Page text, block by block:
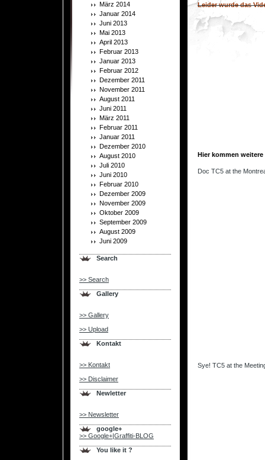
März 2014
Januar 2014
Juni 2013
Mai 2013
April 2013
Februar 2013
Januar 2013
Februar 2012
Dezember 2011
November 2011
August 2011
Juni 2011
März 2011
Februar 2011
Januar 2011
Dezember 2010
August 2010
Juli 2010
Juni 2010
Februar 2010
Dezember 2009
November 2009
Oktober 2009
September 2009
August 2009
Juni 2009
Search
>> Search
Gallery
>> Gallery
>> Upload
Kontakt
>> Kontakt
>> Disclaimer
Newletter
>> Newsletter
google+
>> Google+|Graffiti-BLOG
You like it ?
Leider wurde das
Hier kommen weitere
Doc TC5 at the
Sye! TC5 at the